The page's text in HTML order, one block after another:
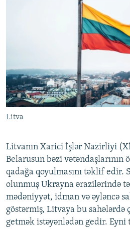
Litva
Litvanın Xarici İşlər Nazirliyi
Belarusun bəzi vətəndaşlarının
qadağa qoyulmasını təklif edir.
olunmuş Ukrayna ərazilərində
mədəniyyət, idman və əyləncə
göstərmiş, Litvaya bu sahələrdə
getmək istəyənlədən gedir. Eyni